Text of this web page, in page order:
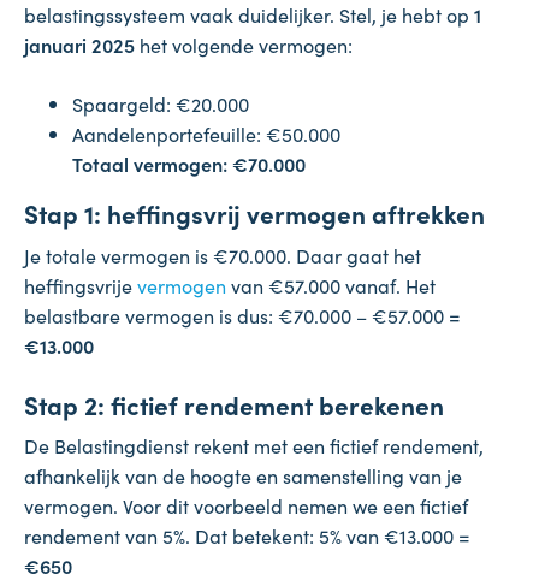
belastingssysteem vaak duidelijker. Stel, je hebt op 1
januari 2025 het volgende vermogen:
Spaargeld: €20.000
Aandelenportefeuille: €50.000
Totaal vermogen: €70.000
Stap 1: heffingsvrij vermogen aftrekken
Je totale vermogen is €70.000. Daar gaat het
heffingsvrijevermogen van €57.000 vanaf. Het
belastbare vermogen is dus: €70.000 – €57.000 =
€13.000
Stap 2: fictief rendement berekenen
De Belastingdienst rekent met een fictief rendement,
afhankelijk van de hoogte en samenstelling van je
vermogen. Voor dit voorbeeld nemen we een fictief
rendement van 5%. Dat betekent: 5% van €13.000 =
€650